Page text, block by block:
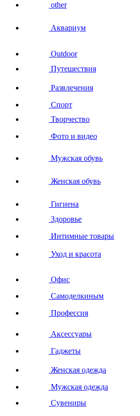
other
Аквариум
Outdoor
Путешествия
Развлечения
Спорт
Творчество
Фото и видео
Мужская обувь
Женская обувь
Гигиена
Здоровье
Интимные товары
Уход и красота
Офис
Самоделкиным
Профессия
Аксессуары
Гаджеты
Женская одежда
Мужская одежда
Сувениры